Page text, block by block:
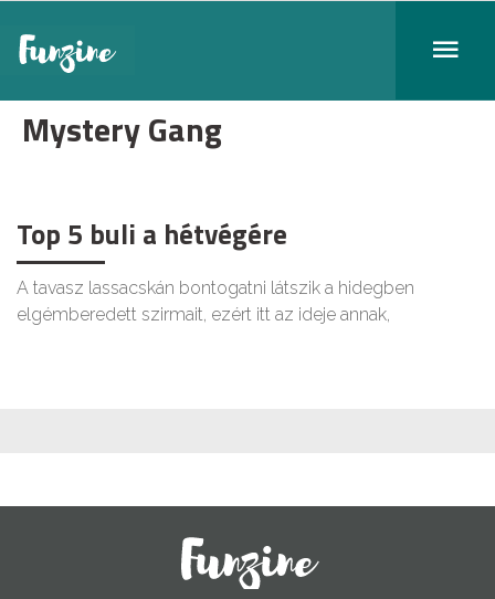
Mystery Gang
Top 5 buli a hétvégére
A tavasz lassacskán bontogatni látszik a hidegben
elgémberedett szirmait, ezért itt az ideje annak,